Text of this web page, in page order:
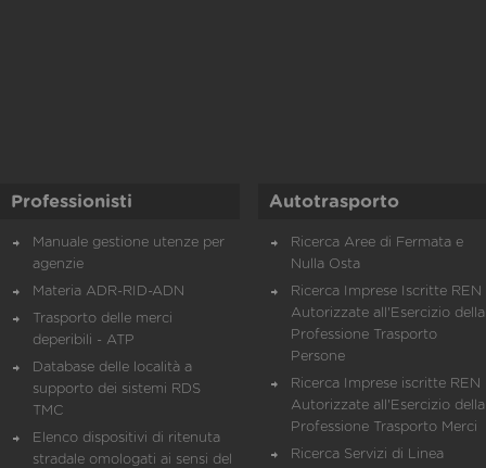
Professionisti
Manuale gestione utenze per
agenzie
Materia ADR-RID-ADN
Trasporto delle merci
deperibili - ATP
Database delle località a
supporto dei sistemi RDS
TMC
Elenco dispositivi di ritenuta
stradale omologati ai sensi del
Autotrasporto
Ricerca Aree di Fermata e
Nulla Osta
Ricerca Imprese Iscritte REN
Autorizzate all'Esercizio della
Professione Trasporto
Persone
Ricerca Imprese iscritte REN
Autorizzate all'Esercizio della
Professione Trasporto Merci
Ricerca Servizi di Linea